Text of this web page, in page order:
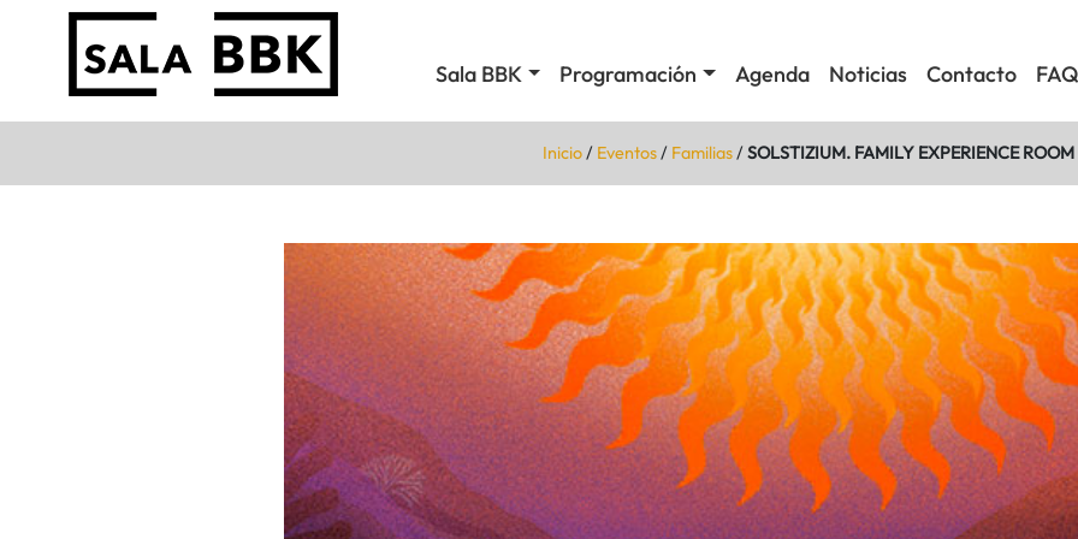
Sala BBK Programación Agenda Noticias Contacto
Inicio/ Eventos/ Familias/SOLSTIZIUM. FAMILY EXPERIENCE ROOM